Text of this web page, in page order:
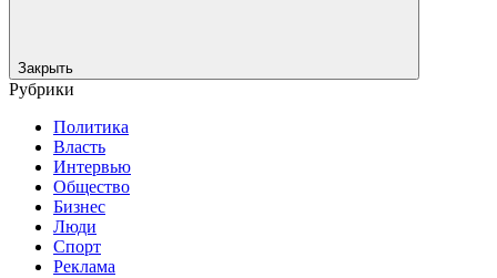
Закрыть
Рубрики
Политика
Власть
Интервью
Общество
Бизнес
Люди
Спорт
Реклама